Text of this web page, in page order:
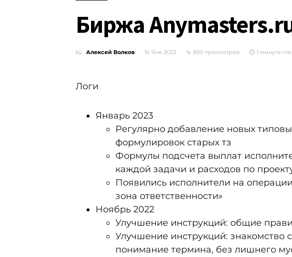
Биржа
by Алексей Волков 16 Янв 2023 839 просмотров 1 минута
Логи
Январь 2023
Регулярно добавление новых
формулировок старых тз
Формулы подсчета выплат
каждой задачи и расходов по
Появились исполнители на
зона ответственности»
Ноябрь 2022
Улучшение инструкций: общие
Улучшение инструкций: знакомство
понимание термина, без лишнего